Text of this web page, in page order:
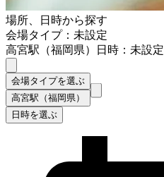
場所、日時から探す
会場タイプ：未設定
高宮駅（福岡県）
日時：未設定
会場タイプを選ぶ
高宮駅（福岡県）
日時を選ぶ